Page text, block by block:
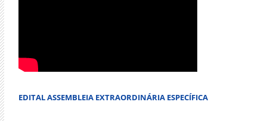
EDITAL ASSEMBLEIA EXTRAORDINÁRIA ESPECÍFICA